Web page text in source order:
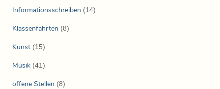
Informationsschreiben (14)
Klassenfahrten (8)
Kunst (15)
Musik (41)
offene Stellen (8)